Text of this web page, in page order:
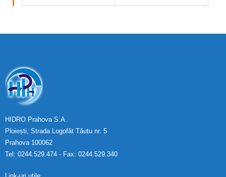
HIDRO Prahova S.A.
Ploiești, Strada Logofăt Tăutu nr. 5
Prahova 100062
Tel: 0244.529.474 - Fax: 0244.529.340